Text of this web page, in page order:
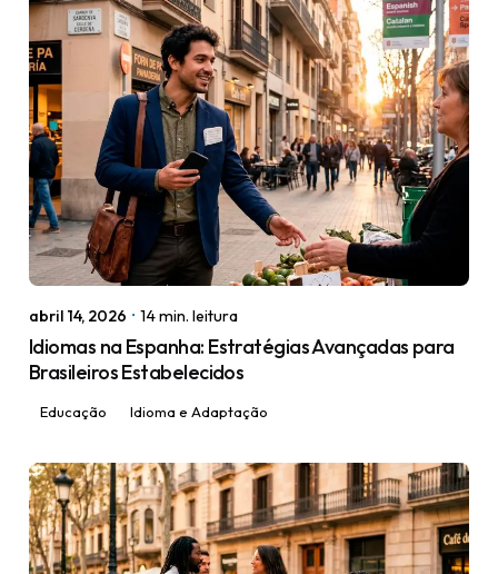
Posted by
igorodrigues.web@gmail.com
abril 14, 2026 14 min. leitura
Idiomas na Espanha: Estratégias Avançadas para
Brasileiros Estabelecidos
Educação Idioma e Adaptação